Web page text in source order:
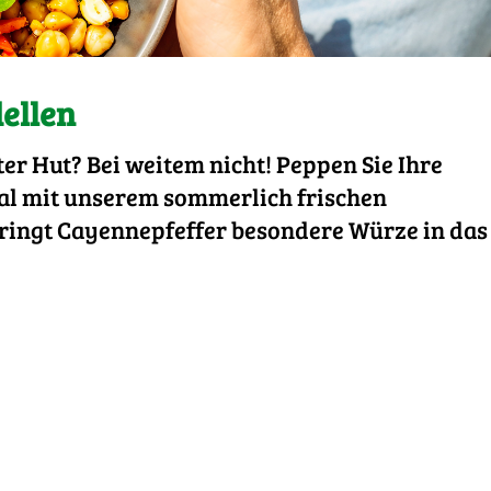
Hut? Bei weitem nicht! Peppen Sie Ihre
mit unserem sommerlich frischen
Cayennepfeffer besondere Würze in das